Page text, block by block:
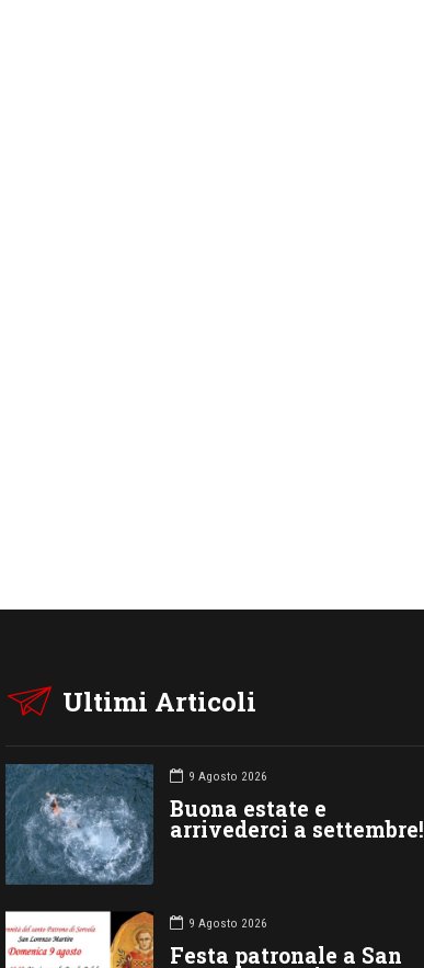
Ultimi Articoli
9 Agosto 2026
Buona estate e
arrivederci a settembre!
9 Agosto 2026
Festa patronale a San